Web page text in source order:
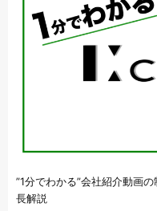
”1分でわかる”会社紹介動画
長解説